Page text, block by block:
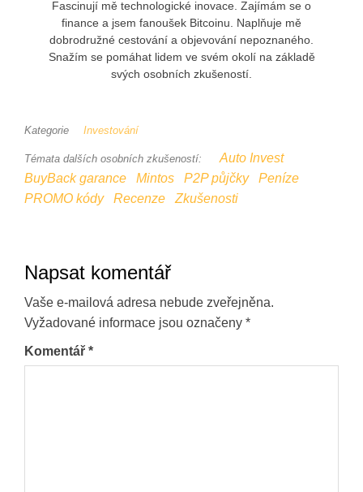
Fascinují mě technologické inovace. Zajímám se o
finance a jsem fanoušek Bitcoinu. Naplňuje mě
dobrodružné cestování a objevování nepoznaného.
Snažím se pomáhat lidem ve svém okolí na základě
svých osobních zkušeností.
Kategorie Investování
Témata dalších osobních zkušeností:
Auto Invest
BuyBack garance
Mintos P2P půjčky
Peníze
PROMO kódy
Recenze Zkušenosti
Napsat komentář
Vaše e-mailová adresa nebude zveřejněna.
Vyžadované informace jsou označeny *
Komentář *